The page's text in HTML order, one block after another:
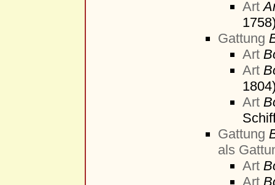
Art
Gattung
Art
Art
Art
Gattung
als
Art
Art